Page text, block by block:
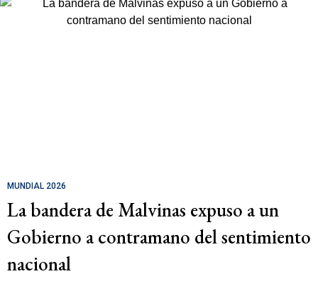
MUNDIAL 2026
La bandera de Malvinas expuso a un
Gobierno a contramano del sentimiento
nacional